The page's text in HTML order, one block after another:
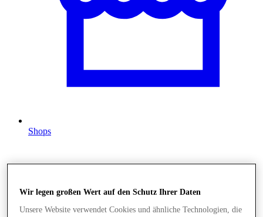
Shops
Wir legen großen Wert auf den Schutz Ihrer Daten
Unsere Website verwendet Cookies und ähnliche Technologien, die